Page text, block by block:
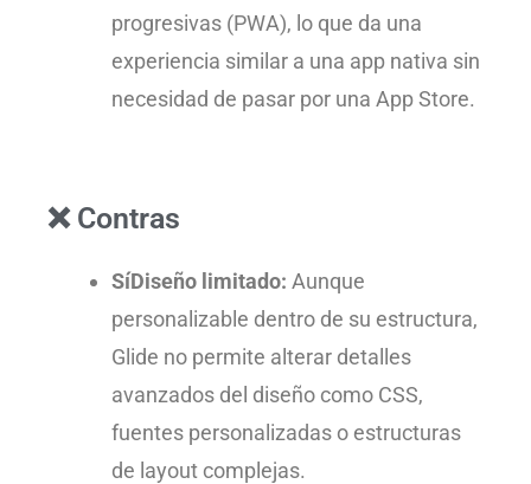
progresivas (PWA), lo que da una
experiencia similar a una app nativa sin
necesidad de pasar por una App Store.
❌ Contras
SíDiseño limitado: Aunque
personalizable dentro de su estructura,
Glide no permite alterar detalles
avanzados del diseño como CSS,
fuentes personalizadas o estructuras
de layout complejas.